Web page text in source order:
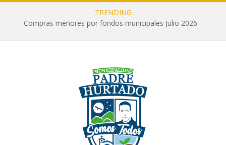
TRENDING
Compras menores por fondos municipales Julio 2026